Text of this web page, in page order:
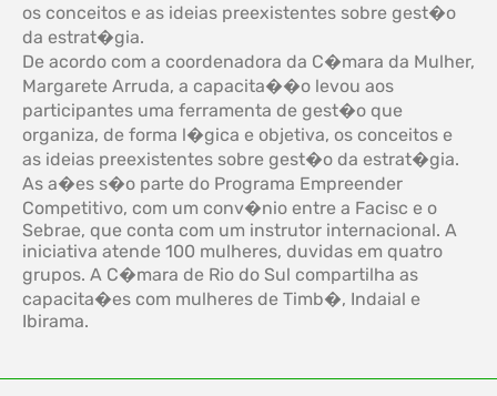
os conceitos e as ideias preexistentes sobre gest�o
da estrat�gia.
De acordo com a coordenadora da C�mara da Mulher,
Margarete Arruda, a capacita��o levou aos
participantes uma ferramenta de gest�o que
organiza, de forma l�gica e objetiva, os conceitos e
as ideias preexistentes sobre gest�o da estrat�gia.
As a�es s�o parte do Programa Empreender
Competitivo, com um conv�nio entre a Facisc e o
Sebrae, que conta com um instrutor internacional. A
iniciativa atende 100 mulheres, duvidas em quatro
grupos. A C�mara de Rio do Sul compartilha as
capacita�es com mulheres de Timb�, Indaial e
Ibirama.